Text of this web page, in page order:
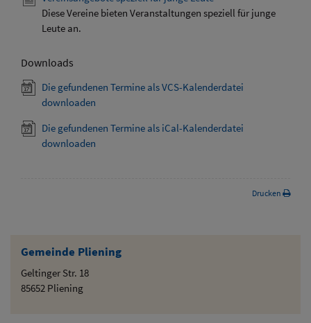
Gemeinde Pliening
Geltinger Str. 18
85652 Pliening
Diese Vereine bieten Veranstaltungen speziell für junge
Leute an.
Downloads
Die gefundenen Termine als VCS-Kalenderdatei
downloaden
Die gefundenen Termine als iCal-Kalenderdatei
downloaden
Drucken